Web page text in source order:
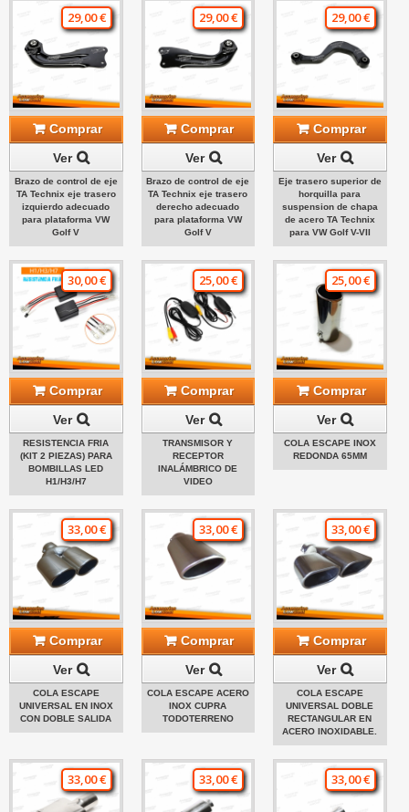
29,00 €
Comprar
Ver
Brazo de control de eje
TA Technix eje trasero
izquierdo adecuado
para plataforma VW
Golf V
29,00 €
Comprar
Ver
Brazo de control de eje
TA Technix eje trasero
derecho adecuado
para plataforma VW
Golf V
29,00 €
Comprar
Ver
Eje trasero superior de
horquilla para
suspension de chapa
de acero TA Technix
para VW Golf V-VII
30,00 €
Comprar
Ver
RESISTENCIA FRIA
(KIT 2 PIEZAS) PARA
BOMBILLAS LED
H1/H3/H7
25,00 €
Comprar
Ver
TRANSMISOR Y
RECEPTOR
INALÁMBRICO DE
VIDEO
25,00 €
Comprar
Ver
COLA ESCAPE INOX
REDONDA 65MM
33,00 €
Comprar
Ver
COLA ESCAPE
UNIVERSAL EN INOX
CON DOBLE SALIDA
33,00 €
Comprar
Ver
COLA ESCAPE ACERO
INOX CUPRA
TODOTERRENO
33,00 €
Comprar
Ver
COLA ESCAPE
UNIVERSAL DOBLE
RECTANGULAR EN
ACERO INOXIDABLE.
33,00 € 33,00 € 33,00 €